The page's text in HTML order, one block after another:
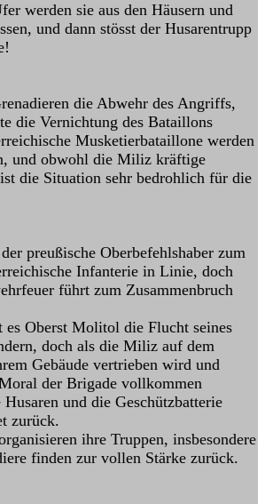
werden sie aus den Häusern und
und dann stösst der Husarentrupp
die Abwehr des Angriffs,
die Vernichtung des Bataillons
Musketierbataillone werden
und obwohl die Miliz kräftige
die Situation sehr bedrohlich für die
preußische Oberbefehlshaber zum
Infanterie in Linie, doch
führt zum Zusammenbruch
Oberst Molitol die Flucht seines
doch als die Miliz auf dem
Gebäude vertrieben wird und
der Brigade vollkommen
und die Geschützbatterie
zurück.
ihre Truppen, insbesondere
finden zur vollen Stärke zurück.